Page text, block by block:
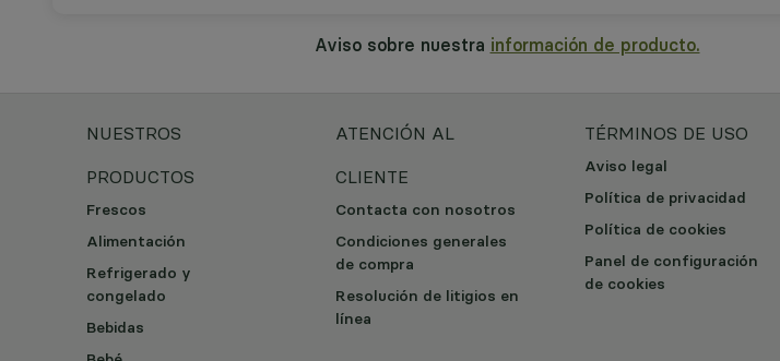
Aviso sobre nuestra información de producto.
NUESTROS
PRODUCTOS
Frescos
Alimentación
Refrigerado y
congelado
Bebidas
ATENCIÓN AL
CLIENTE
Contacta con nosotros
Condiciones generales
de compra
Resolución de litigios en
línea
TÉRMINOS DE USO
Aviso legal
Política de privacidad
Política de cookies
Panel de configuración
de cookies